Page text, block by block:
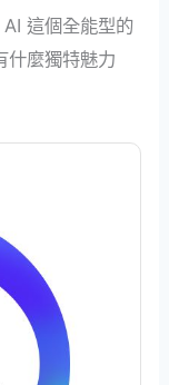
這個全能型的
什麼獨特魅力